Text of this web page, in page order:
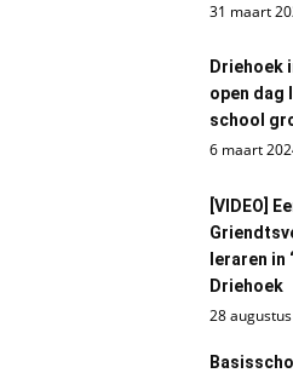
31 maart
Driehoek
open dag
school
6 maart
[VIDEO]
leraren in
Driehoek
28